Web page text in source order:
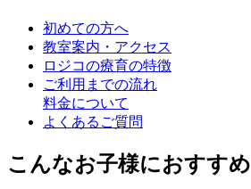
初めての方へ
教室案内・アクセス
ロジコの療育の特徴
ご利用までの流れ
料金について
よくあるご質問
こんなお子様におすすめ